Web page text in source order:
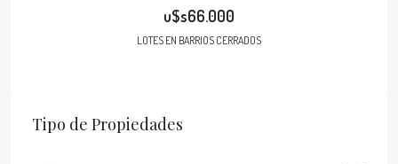
u$s66.000
LOTES EN BARRIOS CERRADOS
Tipo de Propiedades